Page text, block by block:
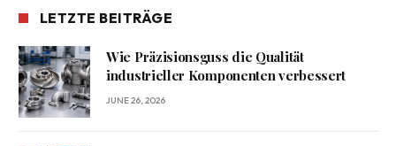
LETZTE BEITRÄGE
Wie Präzisionsguss die Qualität
industrieller Komponenten verbessert
JUNE 26, 2026